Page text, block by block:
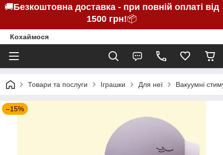
🚚Безкоштовна доставка - при повній оплаті від
1500 грн!📦
Кохаймося
Товари та послуги Іграшки Для неї Вакуумні
–15%